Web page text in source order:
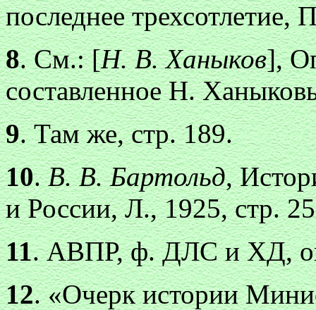
последнее трехсотлетие,
8. См.: [Н. В. Ханыков],
составленное Н.
9. Там же, стр. 189.
10.В. В. Бартольд,
и России, Л., 1925, стр.
11. АВПР, ф. ДЛС и ХД,
12. «Очерк истории